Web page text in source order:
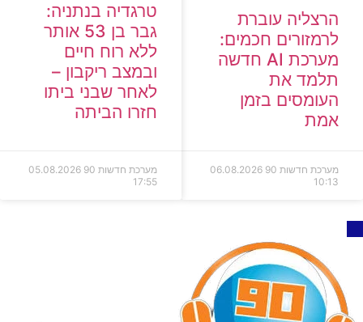
הרצליה עוברת
לרמזורים חכמים:
מערכת AI חדשה
תלמד את
העומסים בזמן
אמת
מערכת חדשות 90
06.08.2026
10:13
טרגדיה בנתניה:
גבר בן 53 אותר
ללא רוח חיים
ובמצב ריקבון –
לאחר שבני ביתו
חזרו הביתה
מערכת חדשות 90
05.08.2026
17:55